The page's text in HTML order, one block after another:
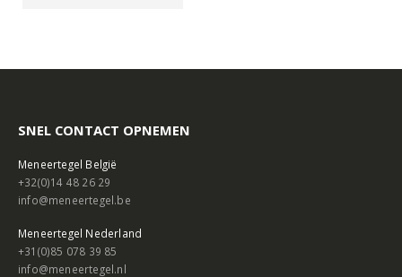
SNEL CONTACT OPNEMEN
Meneertegel België
+32(0)14 48 26 29
info@meneertegel.be
Meneertegel Nederland
+31(0)85 078 39 85
info@meneertegel.nl